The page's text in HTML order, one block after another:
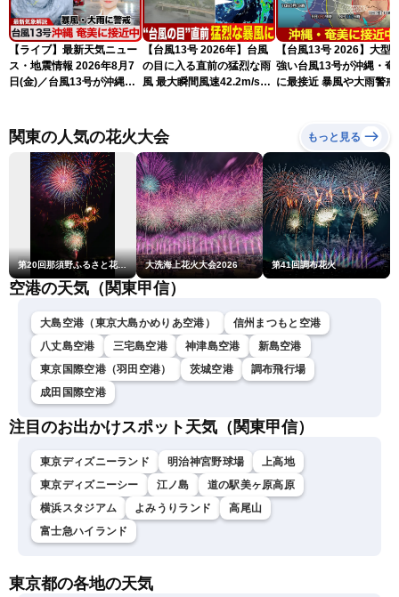
【ライブ】最新天気ニュー
ス・地震情報 2026年8月7
日(金)／台風13号が沖縄・
ュースLiVEコーヒータイ
ム・江川清音／有賀哲夫〉
【台風13号 2026年】台風
の目に入る直前の猛烈な雨
風 最大瞬間風速42.2m/s観
【台風13号 2026】大型
強い台風13号が沖縄・奄
に最接近 暴風や大雨警戒
関東の人気の花火大会 もっと見る
第20回那須野ふるさと花火大会 大洗海上花火大会2026 第41回調布花火
空港の天気（関東甲信）
大島空港（東京大島かめりあ空港）
信州まつもと空港
八丈島空港
三宅島空港 神津島空港
新島空港
東京国際空港（羽田空港）
茨城空港
調布飛行場
成田国際空港
注目のお出かけスポット天気（関東甲信）
東京ディズニーランド 明治神宮野球場
上高地
東京ディズニーシー
江ノ島
道の駅美ヶ原高原
横浜スタジアム
よみうりランド
高尾山
富士急ハイランド
東京都の各地の天気